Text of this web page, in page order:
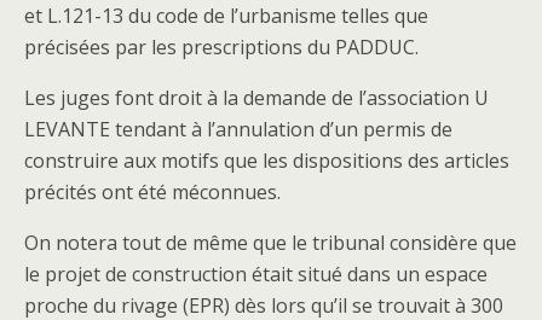
et L.121-13 du code de l’urbanisme telles que
précisées par les prescriptions du PADDUC.
Les juges font droit à la demande de l’association U
LEVANTE tendant à l’annulation d’un permis de
construire aux motifs que les dispositions des articles
précités ont été méconnues.
On notera tout de même que le tribunal considère que
le projet de construction était situé dans un espace
proche du rivage (EPR) dès lors qu’il se trouvait à 300